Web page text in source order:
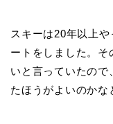
スキーは20年以上
ートをしました。
いと言っていたので
たほうがよいのかな